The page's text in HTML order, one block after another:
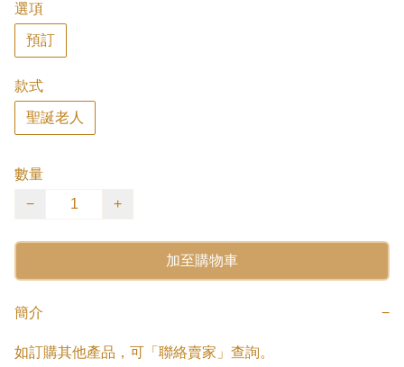
選項
預訂
款式
聖誕老人
數量
−
+
加至購物車
簡介 −
如訂購其他產品，可「聯絡賣家」查詢。